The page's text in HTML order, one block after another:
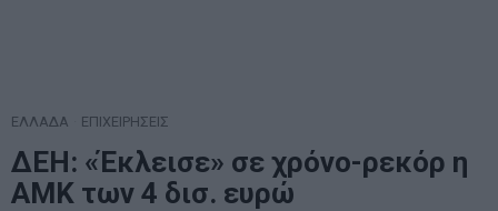
ΕΛΛΑΔΑ ΕΠΙΧΕΙΡΗΣΕΙΣ
ΔΕΗ: «Έκλεισε» σε χρόνο-ρεκόρ η
ΑΜΚ των 4 δισ. ευρώ